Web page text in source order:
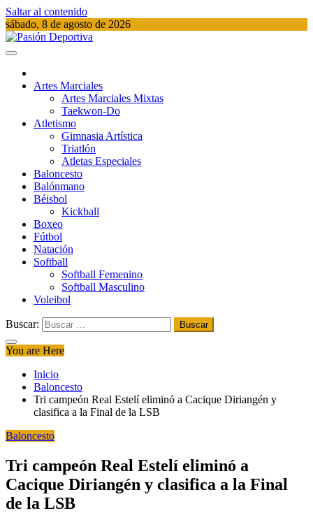
Saltar al contenido
sábado, 8 de agosto de 2026
Artes Marciales
Artes Marciales Mixtas
Taekwon-Do
Atletismo
Gimnasia Artística
Triatlón​
Atletas Especiales
Baloncesto
Balónmano
Béisbol
Kickball​
Boxeo
Fútbol
Natación​
Softball​
Softball​ Femenino
Softball​ Masculino
Voleibol​
Buscar:
You are Here
Inicio
Baloncesto
Tri campeón Real Estelí eliminó a Cacique Diriangén y
clasifica a la Final de la LSB
Baloncesto
Tri campeón Real Estelí eliminó a
Cacique Diriangén y clasifica a la Final
de la LSB